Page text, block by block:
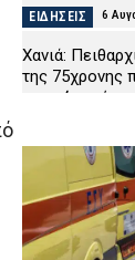
ΕΙΔΗΣΕΙΣ 6
Χανιά:
της 75χρονης
αποχώρησή
ΑΣΤΥΝΟΜΙΑ 6
Εύβοια:
για τη ζωή
αγριογούρουνο
ΕΙΔΗΣΕΙΣ 6